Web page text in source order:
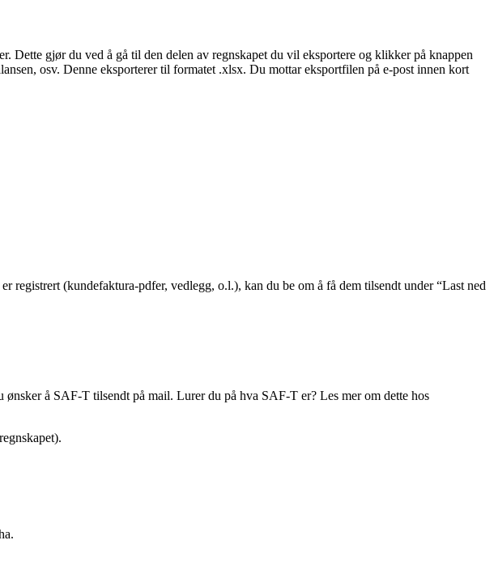
Dette gjør du ved å gå til den delen av regnskapet du vil eksportere og klikker på knappen
osv. Denne eksporterer til formatet .xlsx. Du mottar eksportfilen på e-post innen kort
(kundefaktura-pdfer, vedlegg, o.l.), kan du be om å få dem tilsendt under “Last ned
å SAF-T tilsendt på mail. Lurer du på hva SAF-T er? Les mer om dette hos